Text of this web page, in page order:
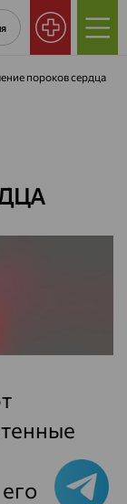
пороков сердца